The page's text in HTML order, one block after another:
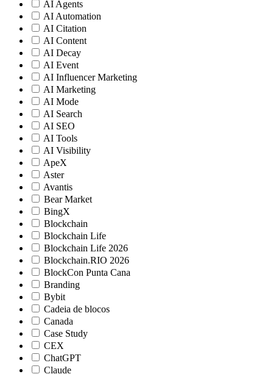
AI Agents
AI Automation
AI Citation
AI Content
AI Decay
AI Event
AI Influencer Marketing
AI Marketing
AI Mode
AI Search
AI SEO
AI Tools
AI Visibility
ApeX
Aster
Avantis
Bear Market
BingX
Blockchain
Blockchain Life
Blockchain Life 2026
Blockchain.RIO 2026
BlockCon Punta Cana
Branding
Bybit
Cadeia de blocos
Canada
Case Study
CEX
ChatGPT
Claude